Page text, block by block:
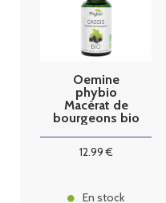
Oemine
phybio
Macérat de
bourgeons bio
12.99€
En stock